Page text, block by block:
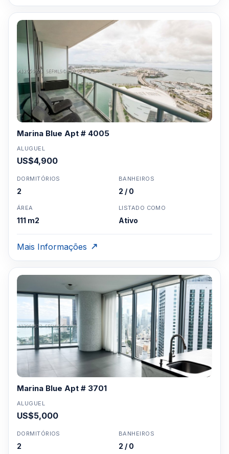
Marina Blue Apt # 4005
ALUGUEL
US$4,900
DORMITÓRIOS
2
BANHEIROS
2 / 0
ÁREA
111 m2
LISTADO COMO
Ativo
Mais Informações
Marina Blue Apt # 3701
ALUGUEL
US$5,000
DORMITÓRIOS
2
BANHEIROS
2 / 0